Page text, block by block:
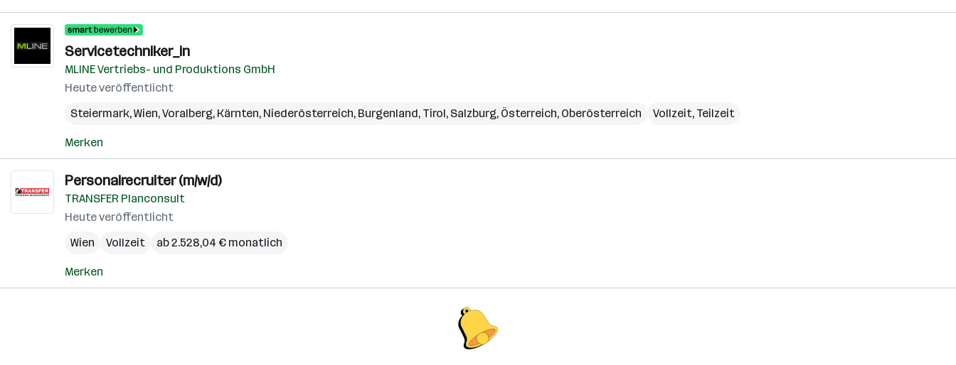
Servicetechniker_in
MLINE Vertriebs- und Produktions GmbH
Heute veröffentlicht
Steiermark,Wien,Voralberg, Kärnten, Niederösterreich, Burgenland, Tirol, Salzburg, Österreich, Oberösterreich Vollzeit, Teilzeit
Merken
Personalrecruiter (m/w/d)
TRANSFER Planconsult
Heute veröffentlicht
Wien
Vollzeit ab 2.528,04 € monatlich
Merken